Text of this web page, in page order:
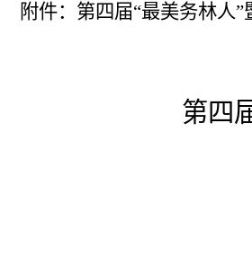
附件：第四届“最美务林人
第四
先进
大美